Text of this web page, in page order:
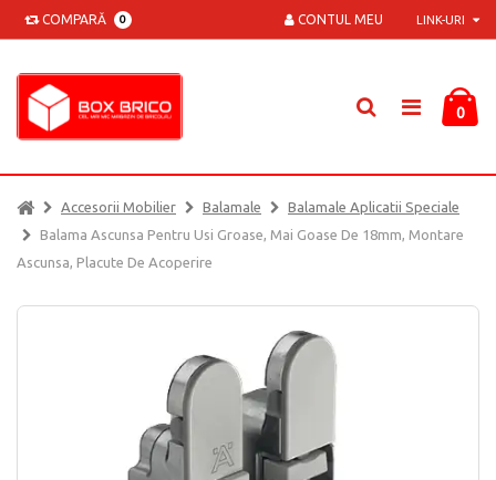
COMPARĂ 0 LINK-URI
CONTUL MEU
0
Accesorii Mobilier Balamale
Balamale Aplicatii Speciale
Balama Ascunsa Pentru Usi Groase, Mai Goase De 18mm, Montare
Ascunsa, Placute De Acoperire